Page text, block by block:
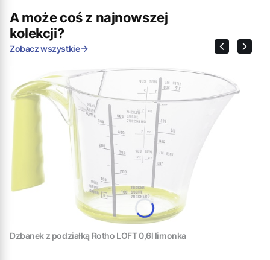
A może coś z najnowszej
kolekcji?
Zobacz wszystkie
Dzbanek z podziałką Rotho LOFT 0,6l limonka